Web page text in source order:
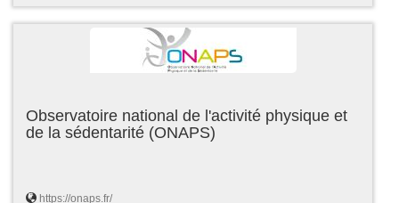
Observatoire national de l'activité physique et
de la sédentarité (ONAPS)
https://onaps.fr/